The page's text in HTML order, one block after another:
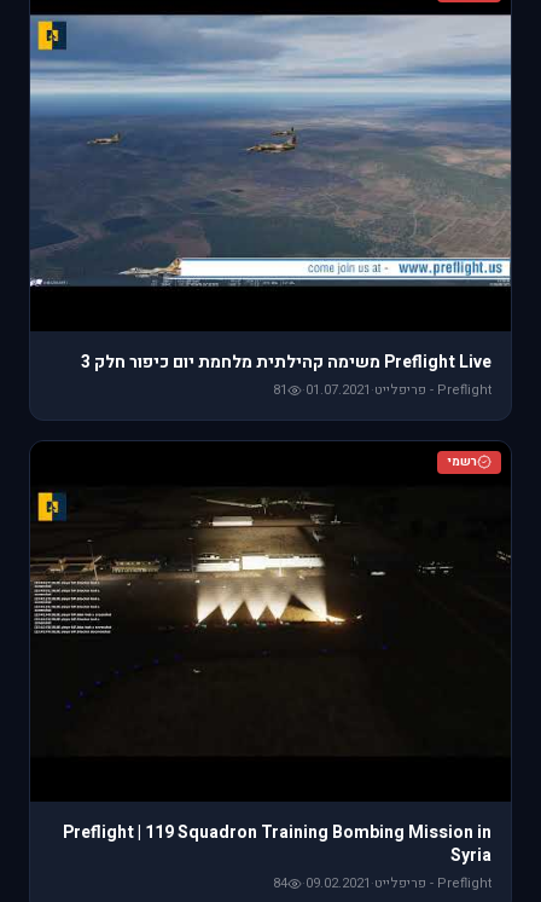
Preflight Live משימה קהילתית מלחמת יום כיפור חלק 3
Preflight - פריפלייט ·
01.07.2021
·
81
רשמי
Preflight | 119 Squadron Training Bombing Mission in
Syria
Preflight - פריפלייט ·
09.02.2021
·
84